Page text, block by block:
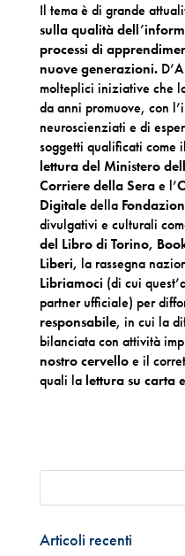
Il tema è di grande
sulla qualità
processi di
nuove generazioni.
molteplici iniziative che
da anni promuove, con
neuroscienziati e di
soggetti qualificati come il
lettura del Ministero
Corriere della Serae l’
Digitaledella
divulgativi e culturali
del Libro di Torino,
Liberi, la rassegna
Libriamoci (di cui
partner ufficiale) per
responsabile, in cui la
bilanciata con attività
nostro cervelloe il
quali la lettura su carta
Articoli recenti